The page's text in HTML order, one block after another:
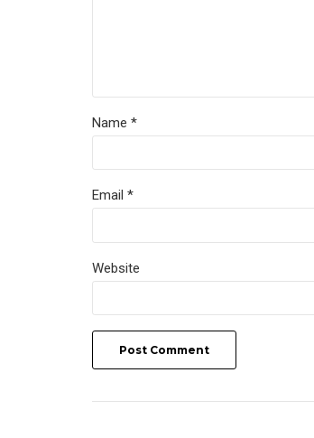
Name *
Email *
Website
Post Comment